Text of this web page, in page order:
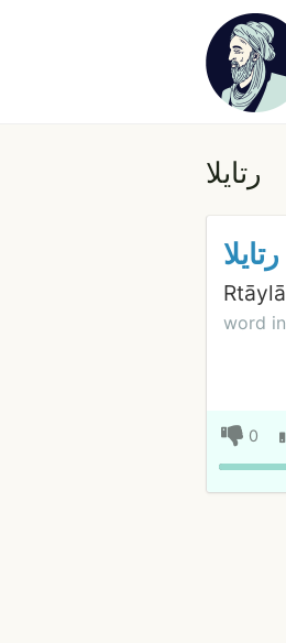
رتايلا
رتايلا
Rtāylā
word in
0